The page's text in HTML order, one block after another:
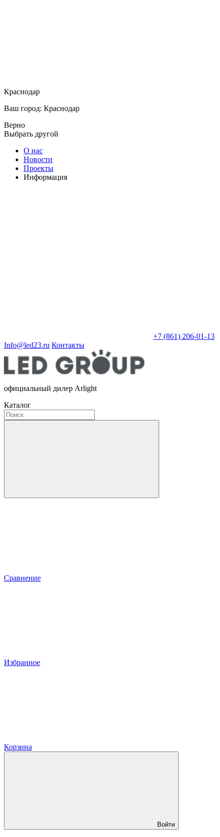
Краснодар
Ваш город: Краснодар
Верно
Выбрать другой
О нас
Новости
Проекты
Информация
+7 (861) 206-01-13
Info@led23.ru Контакты
официальный дилер Arlight
Каталог
Сравнение
Избранное
Корзина
Войти